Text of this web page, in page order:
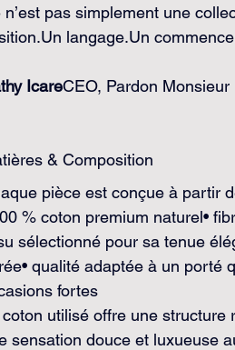
n’est pas simplement une
langage.Un
IcareCEO, Pardon Monsieur
& Composition
pièce est conçue à partir
% coton premium naturel•
sélectionné pour sa tenue
qualité adaptée à un porté
fortes
coton utilisé offre une structure
sensation douce et luxueuse